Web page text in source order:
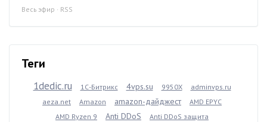
Весь эфир · RSS
Теги
1dedic.ru 1С-Битрикс 4vps.su 9950X
adminvps.ru
aeza.net
Amazon amazon-дайджест
AMD EPYC
AMD Ryzen 9
Anti DDoS
Anti DDoS защита